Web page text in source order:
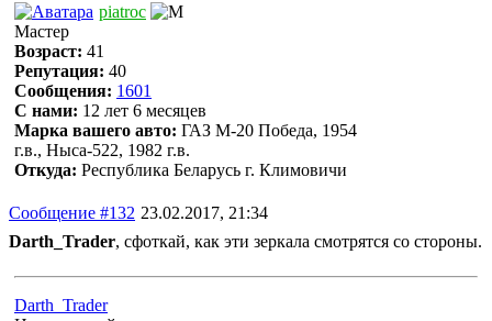
piatroc
Мастер
Возраст: 41
Репутация: 40
Сообщения: 1601
С нами: 12 лет 6 месяцев
Марка вашего авто: ГАЗ М-20 Победа, 1954
г.в., Ныса-522, 1982 г.в.
Откуда: Республика Беларусь г. Климовичи
Сообщение #132 23.02.2017, 21:34
Darth_Trader, сфоткай, как эти зеркала смотрятся со стороны.
Darth_Trader